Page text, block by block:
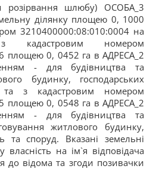
розірвання шлюбу) ОСОБА_3
ділянку площею 0, 1000
3210400000:08:010:0004 на
номером
площею 0, 0452 га в АДРЕСА_2
- для будівництва та
будинку, господарських
з кадастровим номером
площею 0, 0548 га в АДРЕСА_2
- для будівництва та
житлового будинку,
та споруд. Вказані земельні
власність на ім`я відповідача
до відома та згоди позивачки